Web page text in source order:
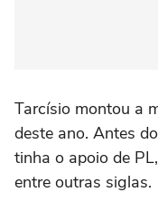
Tarcísio montou a
deste ano. Antes
tinha o apoio de
entre outras siglas.